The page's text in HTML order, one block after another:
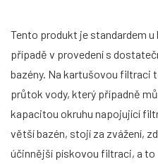
Tento produkt je standardem
případě v provedení s
bazény. Na kartušovou filtraci
průtok vody, který případně
kapacitou okruhu napojující
větší bazén, stojí za zvážení,
účinnější pískovou filtraci, a to